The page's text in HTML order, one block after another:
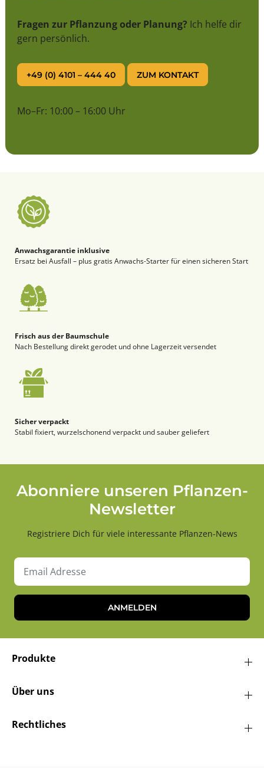
Fragen zur Pflanzung oder Planung? Ich helfe dir
gern persönlich.
+49 (0) 4101 – 444 40 ZUM KONTAKT
Mo–Fr: 10:00 – 16:00 Uhr
Anwachsgarantie inklusive
Ersatz bei Ausfall – plus gratis Anwachs-Starter für einen sicheren Start
Frisch aus der Baumschule
Nach Bestellung direkt gerodet und ohne Lagerzeit versendet
Sicher verpackt
Stabil fixiert, wurzelschonend verpackt und sauber geliefert
Abonniere unseren Pflanzen-
Newsletter
Registriere Dich für viele interessante Pflanzen-News
ANMELDEN
Produkte
Über uns
Rechtliches